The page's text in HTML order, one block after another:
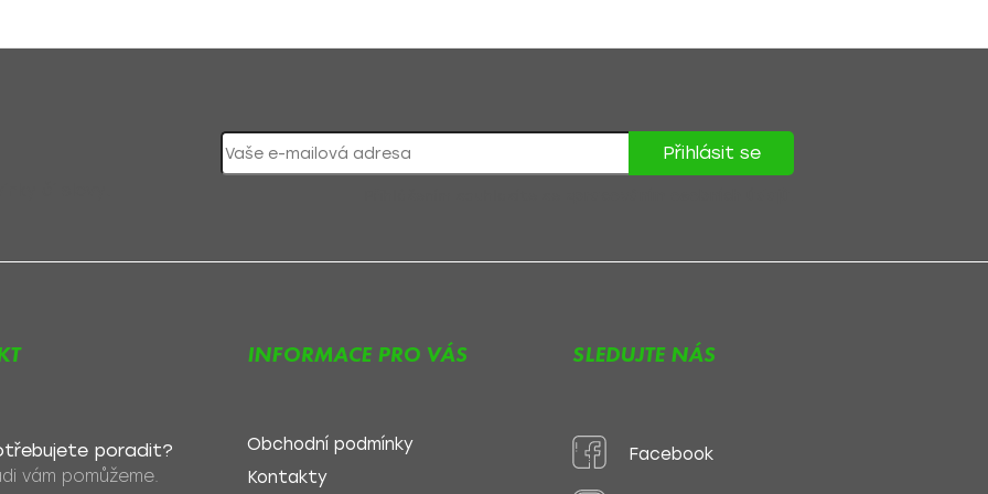
Přihlásit se
poradit?
vám pomůžeme.
INFORMACE PRO VÁS
Obchodní podmínky
Kontakty
SLEDUJTE NÁS
Facebook